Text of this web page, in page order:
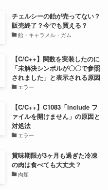
チェルシーの飴が売ってない？
販売終了？今でも買える？
飴・キャラメル・ガム
【C/C++】関数を実装したのに
「未解決シンボルが〇〇で参照
されました」と表示される原因
エラー
【C/C++】C1083「include フ
ァイルを開けません」の原因と
対処法
エラー
賞味期限が3ヶ月も過ぎた冷凍
の肉は食べても大丈夫？
肉類